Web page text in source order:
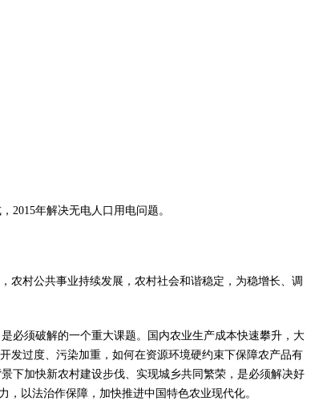
年解决无电人口用电问题。
村公共事业持续发展，农村社会和谐稳定，为稳增长、调
须破解的一个重大课题。国内农业生产成本快速攀升，大
发过度、污染加重，如何在资源环境硬约束下保障农产品有
下加快新农村建设步伐、实现城乡共同繁荣，是必须解决好
以法治作保障，加快推进中国特色农业现代化。